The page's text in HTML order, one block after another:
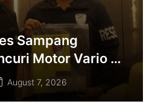
Sampang
Motor Vario di
August 7, 2026